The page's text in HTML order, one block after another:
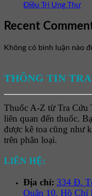
Điều Trị Ung Thư
Recent
Không có bình luận nào
THÔNG TIN
Thuốc A-Z từ Tra Cứu
liên quan đến thuốc.
được kê toa cũng như
trên phân loại.
LIÊN HỆ:
Địa chỉ: 334 Đ.
Quận 10, Hồ Chí